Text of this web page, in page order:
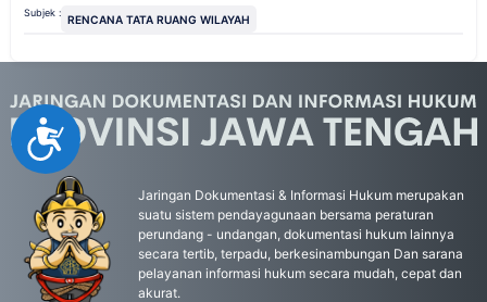
Accessibility
Subjek : RENCANA TATA RUANG WILAYAH
Jaringan Dokumentasi & Informasi Hukum merupakan
suatu sistem pendayagunaan bersama peraturan
perundang - undangan, dokumentasi hukum lainnya
secara tertib, terpadu, berkesinambungan Dan sarana
pelayanan informasi hukum secara mudah, cepat dan
akurat.